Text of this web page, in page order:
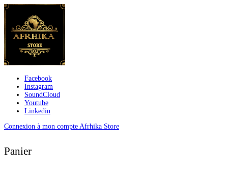
Facebook
Instagram
SoundCloud
Youtube
Linkedin
Connexion à mon compte Afrhika Store
Panier